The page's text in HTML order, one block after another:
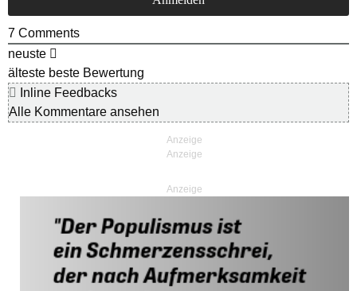
7 Comments
neuste
älteste beste Bewertung
Inline Feedbacks
Alle Kommentare ansehen
Anzeige